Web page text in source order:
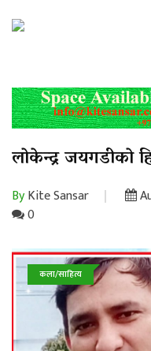
लाेकेन्द्र जयगडीकाे
ByKite Sansar
0
कला/साहित्य